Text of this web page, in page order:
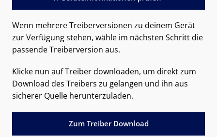
Wenn mehrere Treiberversionen zu deinem Gerät
zur Verfügung stehen, wähle im nächsten Schritt die
passende Treiberversion aus.
Klicke nun auf Treiber downloaden, um direkt zum
Download des Treibers zu gelangen und ihn aus
sicherer Quelle herunterzuladen.
Zum Treiber Download